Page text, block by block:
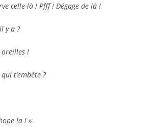
celle-là ! Pfff ! Dégage de là !
y a ?
oreilles !
t’embête ?
la ! »